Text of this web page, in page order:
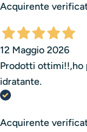
Acquirente
12 Maggio 2026
Prodotti ottimi!!,ho
idratante.
Acquirente